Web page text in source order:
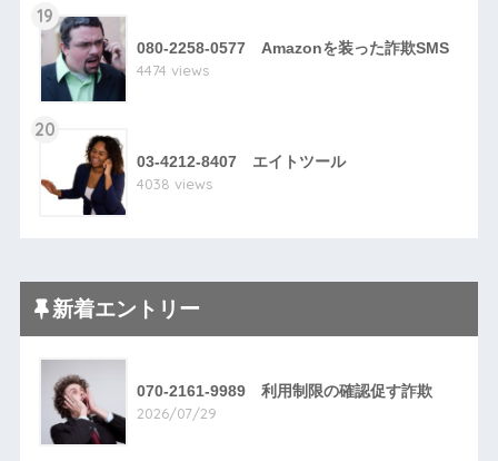
19
080-2258-0577 Amazonを装った詐欺SMS
4474 views
20
03-4212-8407 エイトツール
4038 views
新着エントリー
070-2161-9989 利用制限の確認促す詐欺
2026/07/29